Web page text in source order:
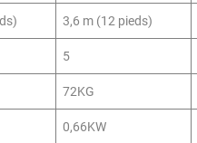
3,6 m (12 pieds)
5
72KG
0,66KW